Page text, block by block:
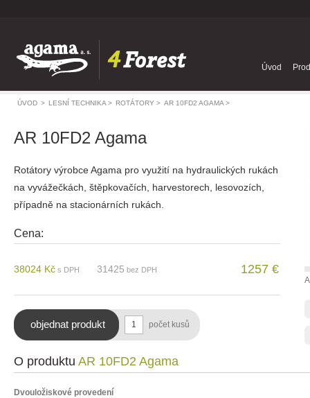
Úvod
ÚVOD > LESNÍ TECHNIKA > ROTÁTORY > AR 10FD2 AGAMA >
AR 10FD2 Agama
Rotátory výrobce Agama pro využití na hydraulických rukách
na vyvážečkách, štěpkovačích, harvestorech, lesovozích,
případně na stacionárních rukách.
Cena:
38024 Kč s DPH 31425 bez DPH 1257 €
objednat produkt počet kusů
O produktu AR 10FD2 Agama
Dvouložiskové provedení